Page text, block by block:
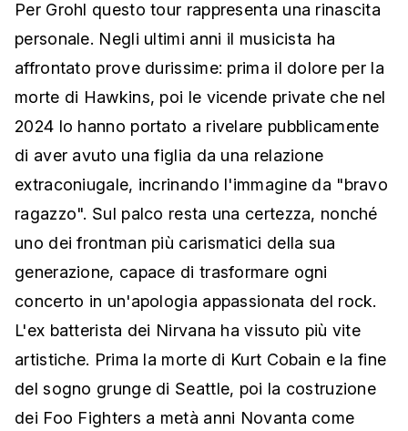
Per Grohl questo tour rappresenta una rinascita
personale. Negli ultimi anni il musicista ha
affrontato prove durissime: prima il dolore per la
morte di Hawkins, poi le vicende private che nel
2024 lo hanno portato a rivelare pubblicamente
di aver avuto una figlia da una relazione
extraconiugale, incrinando l'immagine da "bravo
ragazzo". Sul palco resta una certezza, nonché
uno dei frontman più carismatici della sua
generazione, capace di trasformare ogni
concerto in un'apologia appassionata del rock.
L'ex batterista dei Nirvana ha vissuto più vite
artistiche. Prima la morte di Kurt Cobain e la fine
del sogno grunge di Seattle, poi la costruzione
dei Foo Fighters a metà anni Novanta come